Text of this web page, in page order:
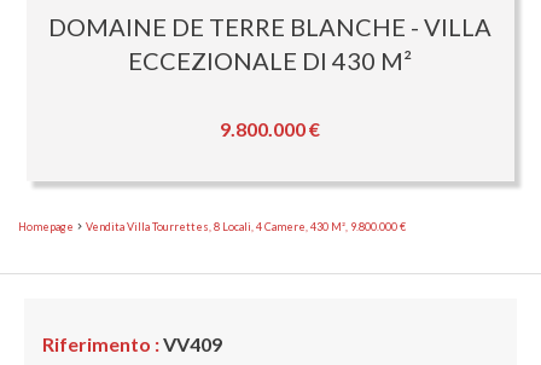
DOMAINE DE TERRE BLANCHE - VILLA
ECCEZIONALE DI 430 M²
9.800.000 €
Homepage Vendita Villa Tourrettes, 8 Locali, 4 Camere, 430 M², 9.800.000 €
Riferimento :VV409